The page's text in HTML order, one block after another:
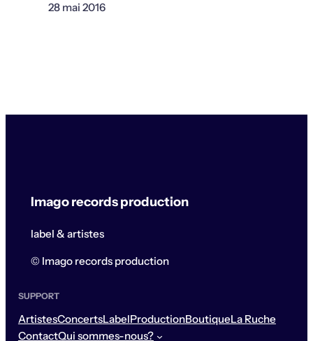
28 mai 2016
Imago records production
label & artistes
© Imago records production
SUPPORT
ArtistesConcertsLabelProductionBoutiqueLa Ruche
ContactQui sommes-nous?